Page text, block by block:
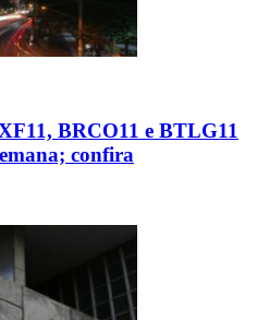
BRCO11 e BTLG11
confira